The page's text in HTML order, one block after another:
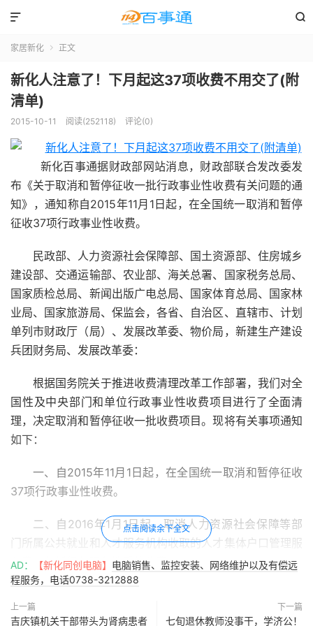


家居新化  正文
新化人注意了！下月起这37项收费不用交了(附
清单)
2015-10-11 阅读(252118) 评论(0)
新化百事通据财政部网站消息，财政部联合发改委发
布《关于取消和暂停征收一批行政事业性收费有关问题的通
知》，通知称自2015年11月1日起，在全国统一取消和暂停
征收37项行政事业性收费。
民政部、人力资源社会保障部、国土资源部、住房城乡
建设部、交通运输部、农业部、海关总署、国家税务总局、
国家质检总局、新闻出版广电总局、国家体育总局、国家林
业局、国家旅游局、保监会，各省、自治区、直辖市、计划
单列市财政厅（局）、发展改革委、物价局，新建生产建设
兵团财务局、发展改革委：
根据国务院关于推进收费清理改革工作部署，我们对全
国性及中央部门和单位行政事业性收费项目进行了全面清
理，决定取消和暂停征收一批收费项目。现将有关事项通知
如下：
一、自2015年11月1日起，在全国统一取消和暂停征收
37项行政事业性收费。
二、自2016年1月1日起，取消人力资源社会保障等部
门所属公共就业和人才服务机构收取的人才集体户口管理服
务费（包括经营服务性质的收费）。
单位依法履行管理职能所需经费，由同级财政预算予以统筹
点击阅读余下全文
AD： 【新化同创电脑】 电脑销售、监控安装、网络维护以及有偿远
程服务，电话0738-3212888
上一篇
吉庆镇机关干部带头为肾病患者
下一篇
七旬退休教师没事干，学济公！